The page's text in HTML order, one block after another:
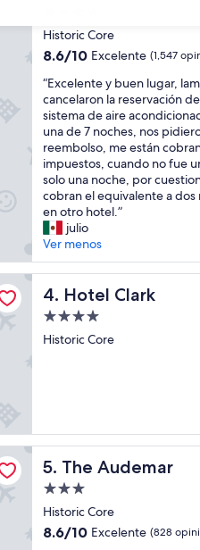
t
a
n
u
n
a
e
x
c
e
l
n
t
e
u
b
c
.
o
d
e
s
de
4.0
Historic Core
8.6
10,
Excelente,
(1,547
opiniones)
8.6/10 Excelente (1,547
“
E
x
c
e
l
e
n
t
e
y
b
u
e
u
a
m
e
n
a
b
“Excelente y buen lugar,
cancelaron la reservación
sistema de aire
una de 7 noches, nos
reembolso, me están
impuestos, cuando no fue
solo una noche, por
cobran el equivalente a dos
en otro hotel.”
julio
Ver menos
4. Hotel Clark
Hotel Clark
Propiedad
de
Historic Core
5. The Audemar
The Audemar
Propiedad
de
3.0
Historic Core
8.6
8.6/10 Excelente (828